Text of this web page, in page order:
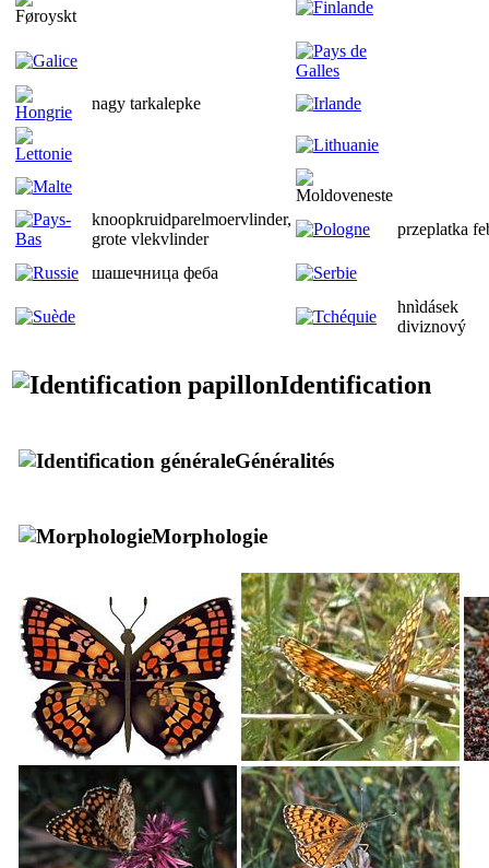
nagy tarkalepke
knoopkruidparelmoervlinder,
grote vlekvlinder
przeplatka
шашечница феба
hnìdásek
diviznový
Identification
Généralités
Morphologie